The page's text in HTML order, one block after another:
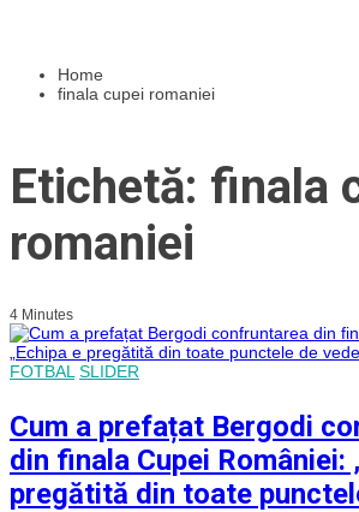
Home
finala cupei romaniei
Etichetă: finala
romaniei
4 Minutes
FOTBAL SLIDER
Cum a prefațat Bergodi
din finala Cupei României:
pregătită din toate